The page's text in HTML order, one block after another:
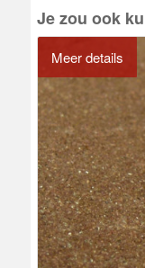
Je zou ook
Meer details